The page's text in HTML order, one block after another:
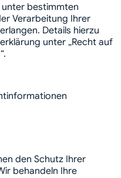
unter bestimmten
Verarbeitung Ihrer
Details hierzu
unter „Recht auf
den Schutz Ihrer
behandeln Ihre